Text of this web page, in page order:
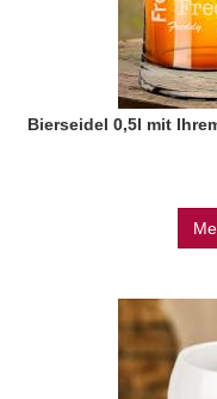
Bierseidel 0,5l mit